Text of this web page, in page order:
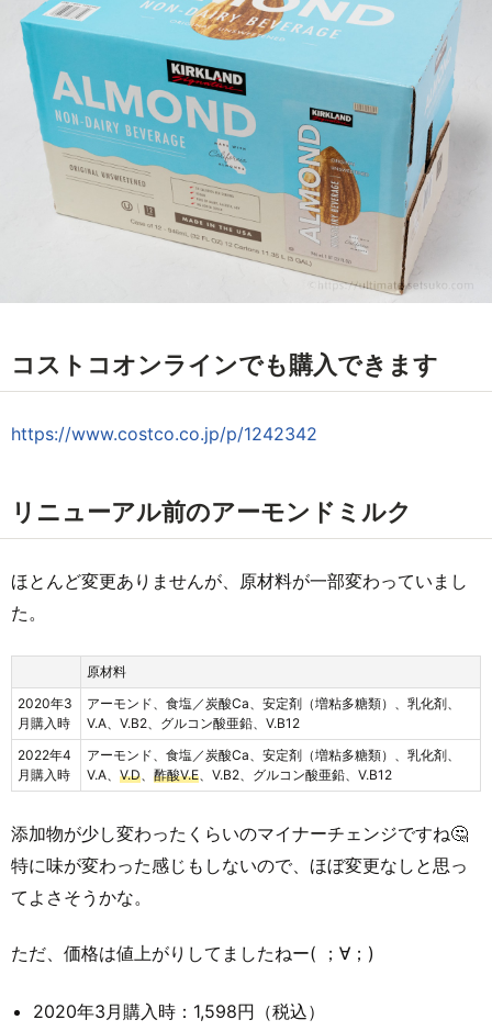
コストコオンラインでも購入できます
https://www.costco.co.jp/p/1242342
リニューアル前のアーモンドミルク
ほとんど変更ありませんが、原材料が一部変わっていまし
た。
原材料
2020年3
月購入時
アーモンド、食塩／炭酸Ca、安定剤（増粘多糖類）、乳化剤、
V.A、V.B2、グルコン酸亜鉛、V.B12
2022年4
月購入時
アーモンド、食塩／炭酸Ca、安定剤（増粘多糖類）、乳化剤、
V.A、 V.D、 酢酸V.E、V.B2、グルコン酸亜鉛、V.B12
添加物が少し変わったくらいのマイナーチェンジですね🤔
特に味が変わった感じもしないので、ほぼ変更なしと思っ
てよさそうかな。
ただ、価格は値上がりしてましたねー( ；∀；)
2020年3月購入時：1,598円（税込）